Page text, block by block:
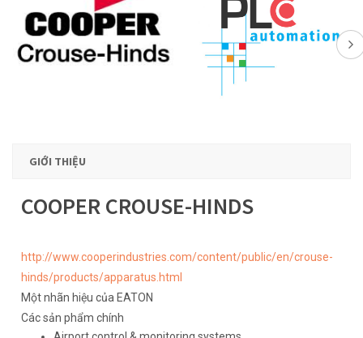
GIỚI THIỆU
COOPER CROUSE-HINDS
http://www.cooperindustries.com/content/public/en/crouse-
hinds/products/apparatus.html
Một nhãn hiệu của EATON
Các sản phẩm chính